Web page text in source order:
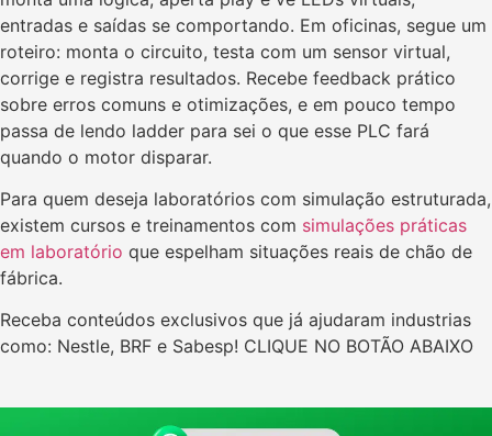
entradas e saídas se comportando. Em oficinas, segue um
roteiro: monta o circuito, testa com um sensor virtual,
corrige e registra resultados. Recebe feedback prático
sobre erros comuns e otimizações, e em pouco tempo
passa de lendo ladder para sei o que esse PLC fará
quando o motor disparar.
Para quem deseja laboratórios com simulação estruturada,
existem cursos e treinamentos com simulações práticas
em laboratório que espelham situações reais de chão de
fábrica.
Receba conteúdos exclusivos que já ajudaram industrias
como: Nestle, BRF e Sabesp! CLIQUE NO BOTÃO ABAIXO